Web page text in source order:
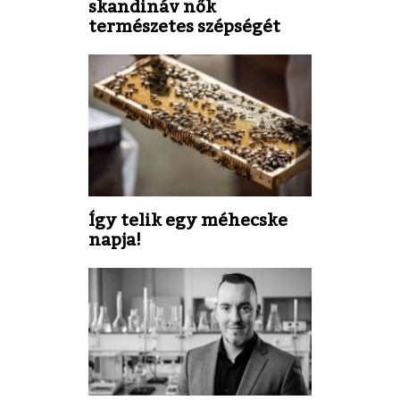
skandináv nők
természetes szépségét
Így telik egy méhecske
napja!